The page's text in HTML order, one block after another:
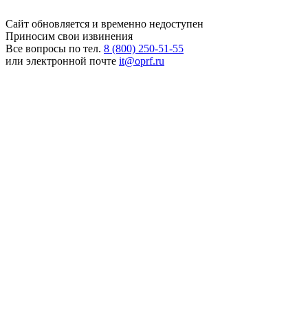
Сайт обновляется и временно недоступен
Приносим свои извинения
Все вопросы по тел. 8 (800) 250-51-55
или электронной почте it@oprf.ru